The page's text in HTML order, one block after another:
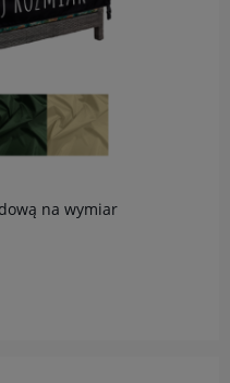
na wymiar